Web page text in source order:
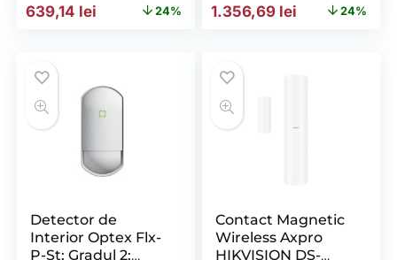
Prețul inițial a fost: 842,37 lei.
639,14 lei Prețul curent este: 639,14 lei.
24% Prețul inițial a fost:
1.356,69 lei Prețul24%
Detector de
Interior Optex Flx-
P-St; Gradul 2;
Contact Magnetic
Wireless Axpro
HIKVISION DS-